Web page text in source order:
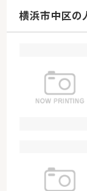
横浜市中区の